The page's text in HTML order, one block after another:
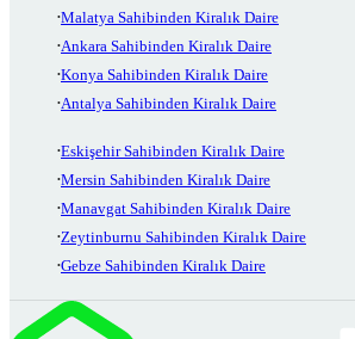
Malatya Sahibinden Kiralık Daire
Ankara Sahibinden Kiralık Daire
Konya Sahibinden Kiralık Daire
Antalya Sahibinden Kiralık Daire
Eskişehir Sahibinden Kiralık Daire
Mersin Sahibinden Kiralık Daire
Manavgat Sahibinden Kiralık Daire
Zeytinburnu Sahibinden Kiralık Daire
Gebze Sahibinden Kiralık Daire